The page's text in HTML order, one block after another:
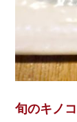
旬のキノ